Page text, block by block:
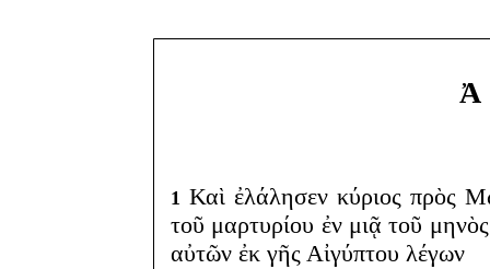
Ἀ
1 Καὶ ἐλάλησεν κύριος πρὸς
τοῦ μαρτυρίου ἐν μιᾷ τοῦ
αὐτῶν ἐκ γῆς Αἰγύπτου λέγων